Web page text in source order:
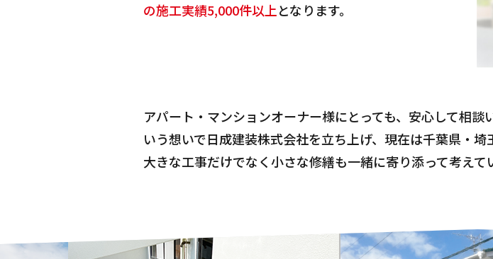
の施工実績5,000件以上となります。
アパート・マンションオーナー様にとっても、安心して相
いう想いで日成建装株式会社を立ち上げ、現在は千葉県・埼
大きな工事だけでなく小さな修繕も一緒に寄り添って考えて